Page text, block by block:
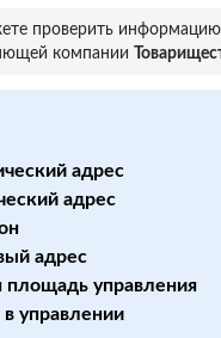
проверить информацию
компании
адрес
адрес
адрес
управления
управлении